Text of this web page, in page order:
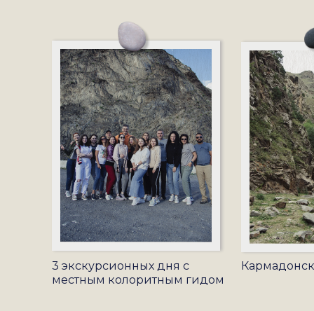
3 экскурсионных дня с
местным колоритным гидом